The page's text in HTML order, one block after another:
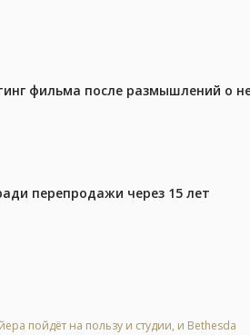
фильма после размышлений о
перепродажи через 15 лет
пойдёт на пользу и студии, и Bethesda